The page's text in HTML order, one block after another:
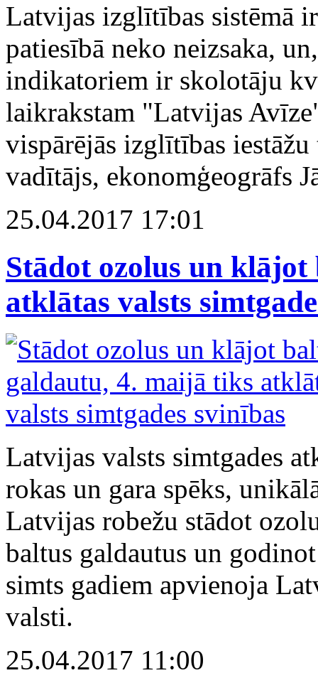
Latvijas izglītības sistēmā
patiesībā neko neizsaka,
indikatoriem ir skolotāju
laikrakstam "Latvijas
vispārējās izglītības
vadītājs, ekonomģeogrāfs
25.04.2017 17:01
Stādot ozolus un
atklātas valsts
Latvijas valsts simtgades
rokas un gara spēks,
Latvijas robežu stādot
baltus galdautus un
simts gadiem apvienoja
valsti.
25.04.2017 11:00